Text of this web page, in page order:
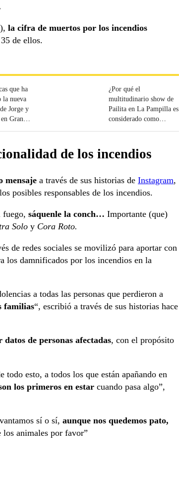
la cifra de muertos por los incendios
de ellos.
que ha
la nueva
Jorge y
Gran
¿Por qué el
multitudinario show de
Pailita en La Pampilla es
considerado como
de los incendios
mensaje a través de sus historias de Instagram,
posibles responsables de los incendios.
fuego, sáquenle la conch… Importante (que)
Solo y Cora Roto.
de redes sociales se movilizó para aportar con
los damnificados por los incendios en la
a todas las personas que perdieron a
familias“, escribió a través de sus historias hace
de personas afectadas, con el propósito
todo esto, a todos los que están apañando en
los primeros en estar cuando pasa algo”,
sí o sí, aunque nos quedemos pato,
animales por favor”